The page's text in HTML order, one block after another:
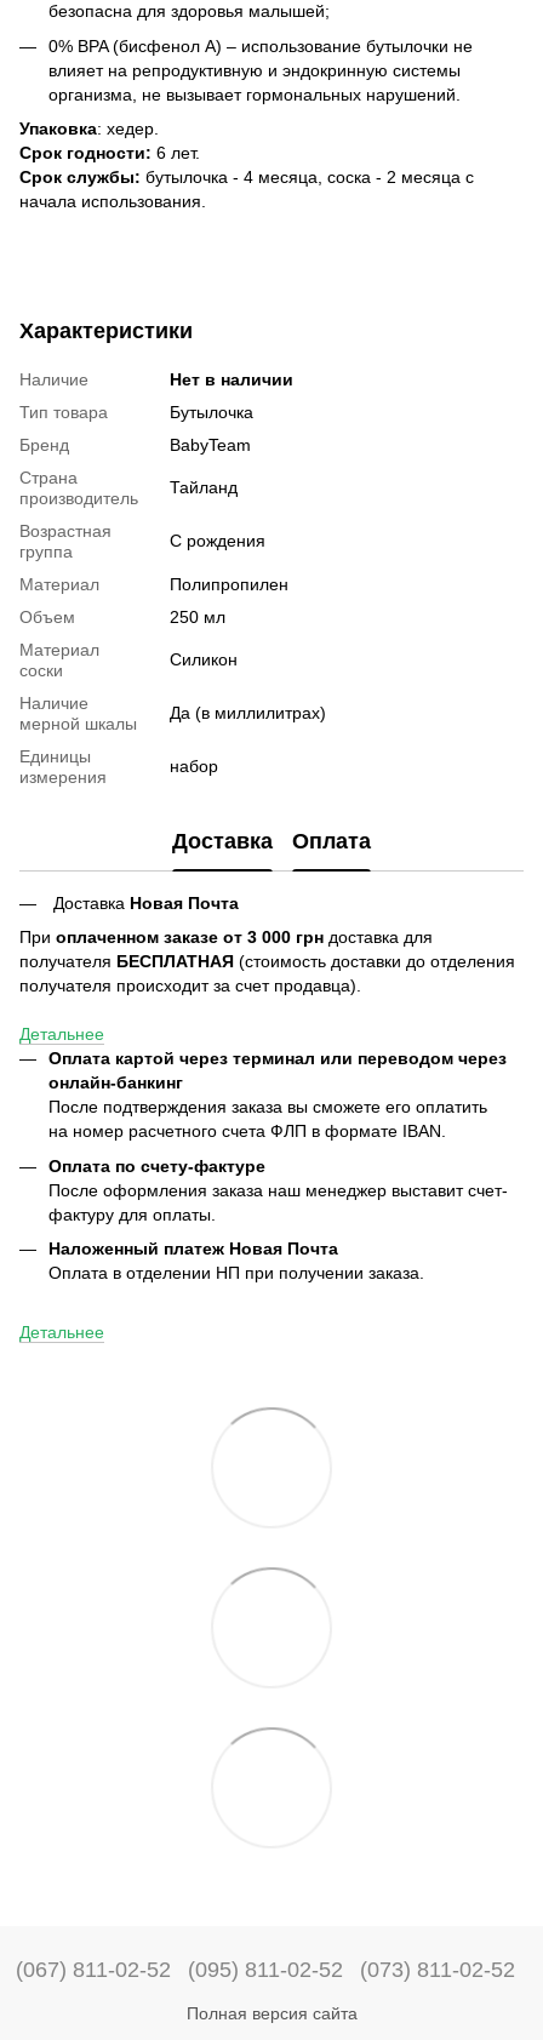
безопасна для здоровья малышей;
0% BPA (бисфенол А) – использование бутылочки не
влияет на репродуктивную и эндокринную системы
организма, не вызывает гормональных нарушений.
Упаковка: хедер.
Срок годности: 6 лет.
Срок службы: бутылочка - 4 месяца, соска - 2 месяца с
начала использования.
Характеристики
Наличие
Нет в наличии
Тип товара
Бутылочка
Бренд
BabyTeam
Страна
производитель
Тайланд
Возрастная
группа
С рождения
Материал
Полипропилен
Объем
250 мл
Материал
соски
Силикон
Наличие
мерной шкалы
Да (в миллилитрах)
Единицы
измерения
набор
Доставка Оплата
Доставка Новая Почта
При оплаченном заказе от 3 000 грн доставка для
получателя БЕСПЛАТНАЯ (стоимость доставки до отделения
получателя происходит за счет продавца).
Детальнее
Оплата картой через терминал или переводом через
онлайн-банкинг
После подтверждения заказа вы сможете его оплатить
на номер расчетного счета ФЛП в формате IBAN.
Оплата по счету-фактуре
После оформления заказа наш менеджер выставит счет-
фактуру для оплаты.
Наложенный платеж Новая Почта
Оплата в отделении НП при получении заказа.
Детальнее
(067) 811-02-52 (095) 811-02-52 (073) 811-02-52
Полная версия сайта